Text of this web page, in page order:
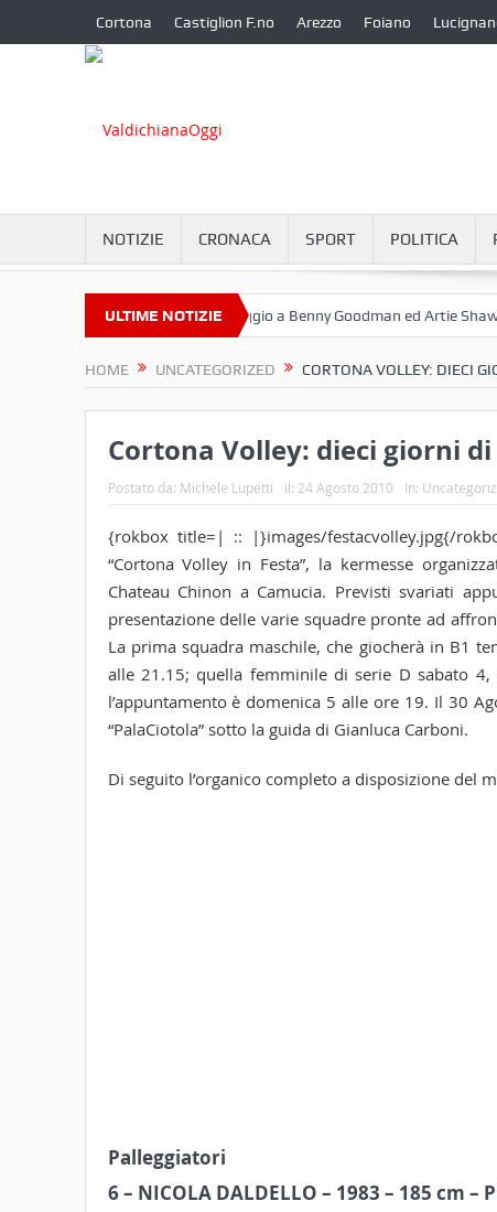
Cortona Castiglion F.no Arezzo Foiano
NOTIZIE CRONACA SPORT POLITICA
ULTIME NOTIZIE
a Camucia? Omaggio a Benny Goodman ed Artie Shaw
HOME UNCATEGORIZED CORTONA VOLLEY: DIECI
Cortona Volley: dieci giorni di
Postato da: Michele Lupetti il: 24 Agosto 2010 In:
{rokbox title=| :: |}images/festacvolley.jpg{/
“Cortona Volley in Festa”, la kermesse
Chateau Chinon a Camucia. Previsti svariati
presentazione delle varie squadre pronte ad
La prima squadra maschile, che giocherà in B1
alle 21.15; quella femminile di serie D sabato
l’appuntamento è domenica 5 alle ore 19. Il 30
“PalaCiotola” sotto la guida di Gianluca Carboni.
Di seguito l’organico completo a disposizione del
Palleggiatori
6 – NICOLA DALDELLO – 1983 – 185 cm